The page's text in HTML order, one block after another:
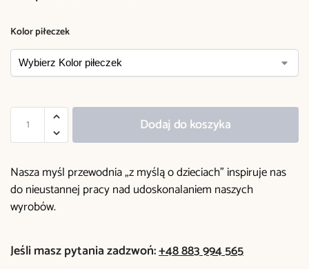
Kolor piłeczek
Dodaj do koszyka
Nasza myśl przewodnia „z myślą o dzieciach” inspiruje nas
do nieustannej pracy nad udoskonalaniem naszych
wyrobów.
Jeśli masz pytania zadzwoń:+48 883 994 565